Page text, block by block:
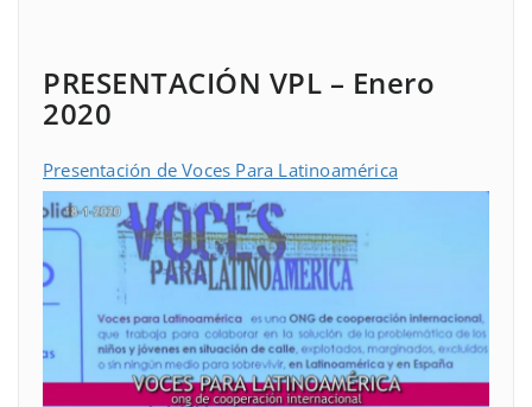
PRESENTACIÓN VPL – Enero
2020
Presentación de Voces Para Latinoamérica